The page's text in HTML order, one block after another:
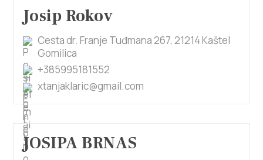
Josip Rokov
Cesta dr. Franje Tuđmana 267, 21214 Kaštel
Gomilica
+385995181552
xtanjaklaric@gmail.com
JOSIPA BRNAS